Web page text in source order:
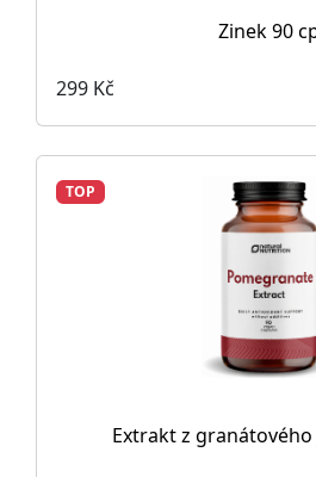
Zinek 90
299 Kč
TOP
Extrakt z